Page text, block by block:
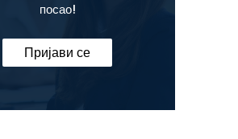
посао!
Пријави се